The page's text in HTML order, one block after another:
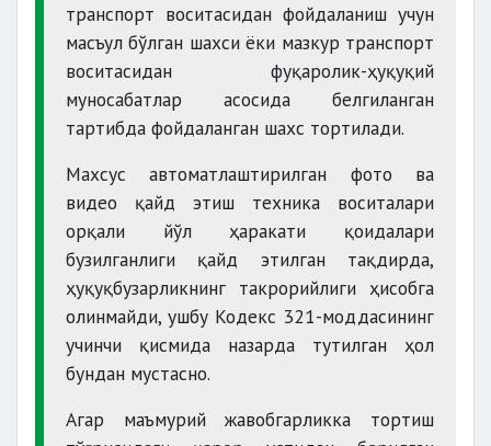
транспорт воситасидан фойдаланиш учун
масъул бўлган шахси ёки мазкур транспорт
воситасидан фуқаролик-ҳуқуқий
муносабатлар асосида белгиланган
тартибда фойдаланган шахс тортилади.
Махсус автоматлаштирилган фото ва
видео қайд этиш техника воситалари
орқали йўл ҳаракати қоидалари
бузилганлиги қайд этилган тақдирда,
ҳуқуқбузарликнинг такрорийлиги ҳисобга
олинмайди, ушбу Кодекс 321-моддасининг
учинчи қисмида назарда тутилган ҳол
бундан мустасно.
Агар маъмурий жавобгарликка тортиш